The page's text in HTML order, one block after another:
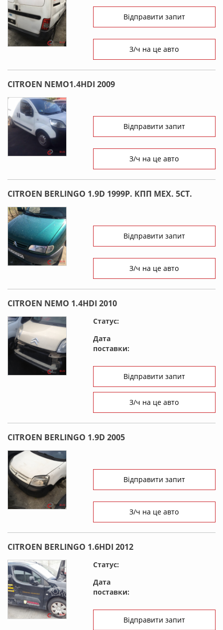
Відправити запит
З/ч на це авто
CITROEN NEMO1.4HDI 2009
Відправити запит
З/ч на це авто
CITROEN BERLINGO 1.9D 1999Р. КПП МЕХ. 5СТ.
Відправити запит
З/ч на це авто
CITROEN NEMO 1.4HDI 2010
Статус:
Дата
поставки:
Відправити запит
З/ч на це авто
CITROEN BERLINGO 1.9D 2005
Відправити запит
З/ч на це авто
CITROEN BERLINGO 1.6HDI 2012
Статус:
Дата
поставки:
Відправити запит